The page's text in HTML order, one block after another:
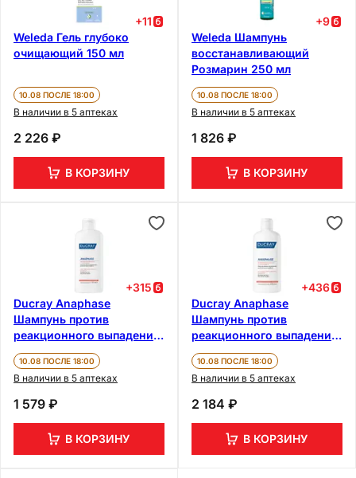
+11
Weleda Гель глубоко
очищающий 150 мл
10.08 ПОСЛЕ 18:00
В наличии в 5 аптеках
2 226 ₽
В КОРЗИНУ
+9
Weleda Шампунь
восстанавливающий
Розмарин 250 мл
10.08 ПОСЛЕ 18:00
В наличии в 5 аптеках
1 826 ₽
В КОРЗИНУ
+315
Ducray Anaphase
Шампунь против
реакционного выпадения
волос 200 мл
10.08 ПОСЛЕ 18:00
В наличии в 5 аптеках
1 579 ₽
В КОРЗИНУ
+436
Ducray Anaphase
Шампунь против
реакционного выпадения
волос 400 мл
10.08 ПОСЛЕ 18:00
В наличии в 5 аптеках
2 184 ₽
В КОРЗИНУ